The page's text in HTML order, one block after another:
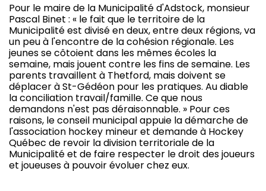
Pour le maire de la Municipalité d'Adstock, monsieur
Pascal Binet : « le fait que le territoire de la
Municipalité est divisé en deux, entre deux régions, va
un peu à l'encontre de la cohésion régionale. Les
jeunes se côtoient dans les mêmes écoles la
semaine, mais jouent contre les fins de semaine. Les
parents travaillent à Thetford, mais doivent se
déplacer à St-Gédéon pour les pratiques. Au diable
la conciliation travail/famille. Ce que nous
demandons n'est pas déraisonnable. » Pour ces
raisons, le conseil municipal appuie la démarche de
l'association hockey mineur et demande à Hockey
Québec de revoir la division territoriale de la
Municipalité et de faire respecter le droit des joueurs
et joueuses à pouvoir évoluer chez eux.